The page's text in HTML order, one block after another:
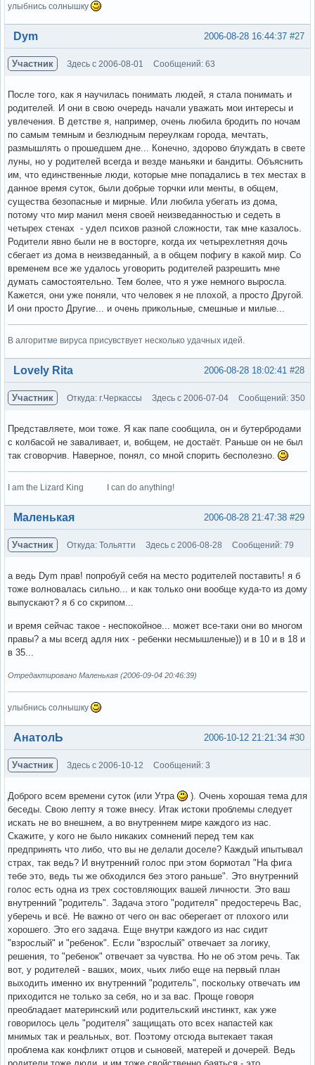
улыбнись солнышку
Вне форума #27
2006-08-28 16:44:37
Dym
Участник Здесь с 2006-08-01 Сообщений: 63
После того, как я научилась понимать людей, я стала понимать и
родителей. И они в свою очередь начали уважать мои интересы и
увлечения. В детстве я, например, очень любила бродить по ночам
по самым темным и безлюдным переулкам города, мечтать,
размышлять о прошедшем дне... Конечно, здорово блуждать в свете
луны, но у родителей всегда и везде маньяки и бандиты. Объяснить
им, что единственные люди, которые мне попадались в тех местах в
данное время суток, были добрые торчки или менты, в общем,
существа безопасные и мирные. Или любила убегать из дома,
потому что мир манил меня своей неизведанностью и седеть в
четырех стенах - удел психов разной сложности, так мне казалось.
Родители явно были не в восторге, когда их четырехлетняя дочь
сбегает из дома в неизведанный, а в общем пофигу в какой мир. Со
временем все же удалось уговорить родителей разрешить мне
думать самостоятельно. Тем более, что я уже немного выросла.
Кажется, они уже поняли, что человек я не плохой, а просто Другой.
И они просто Другие... и очень прикольные, смешные и милые...
В алгоритме вируса присувствует несколько удачных идей.
Вне форума #28
2006-08-28 18:02:41
Lovely Rita
Участник Откуда: г.Черкассы Здесь с 2006-07-04 Сообщений: 350
Представляете, мои тоже. Я как папе сообщила, он и бутербродами
с колбасой не заваливает, и, вобщем, не достаёт. Раньше он не был
так сговорчив. Наверное, понял, со мной спорить бесполезно.
I am the Lizard King I can do anything!
Вне форума #29
2006-08-28 21:47:38
Маленькая
Участник Откуда: Тольятти Здесь с 2006-08-28 Сообщений: 79
а ведь Dym прав! попробуй себя на место родителей поставить! я б
тоже волновалась сильно... и как только они вообще куда-то из дому
выпускают? я б со скрипом...
и время сейчас такое - неспокойное... может все-таки они во многом
правы? а мы всегд адля них - ребенки несмышленые)) и в 10 и в 18 и
в 35...
Отредактировано Маленькая (2006-09-04 20:46:39)
улыбнись солнышку
Вне форума #30
2006-10-12 21:21:34
АнатолЬ
Участник Здесь с 2006-10-12 Сообщений: 3
Доброго всем времени суток (или Утра
). Очень хорошая тема для
беседы. Свою лепту я тоже внесу. Итак истоки проблемы следует
искать не во внешнем, а во внутреннем мире каждого из нас.
Скажите, у кого не было никаких сомнений перед тем как
предпринять что либо, что вы не делали доселе? Каждый ипытывал
страх, так ведь? И внутренний голос при этом бормотал "На фига
тебе это, ведь ты же обходился без этого раньше". Это внутренний
голос есть одна из трех состовляющих вашей личности. Это ваш
внутренний "родитель". Задача этого "родителя" предостеречь Вас,
уберечь и всё. Не важно от чего он вас оберегает от плохого или
хорошего. Это его задача. Еще внутри каждого из нас сидит
"взрослый" и "ребенок". Если "взрослый" отвечает за логику,
решения, то "ребенок" отвечает за чувства. Но не об этом речь. Так
вот, у родителей - ваших, моих, чьих либо еще на первый план
выходить именно их внутренний "родитель", поскольку отвечать им
приходится не только за себя, но и за вас. Проще говоря
преобладает материнский или родительский инстинкт, как уже
говорилось цель "родителя" защищать ото всех напастей как
мнимых так и реальных, вот. Поэтому отсюда вытекает такая
проблема как конфликт отцов и сыновей, матерей и дочерей. Ведь